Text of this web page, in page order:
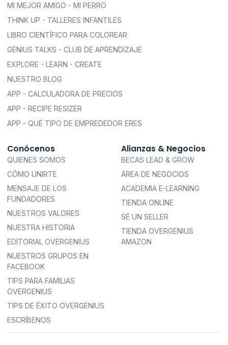
MI MEJOR AMIGO - MI PERRO
THINK UP - TALLERES INFANTILES
LIBRO CIENTÍFICO PARA COLOREAR
GENIUS TALKS - CLUB DE APRENDIZAJE
EXPLORE - LEARN - CREATE
NUESTRO BLOG
APP - CALCULADORA DE PRECIOS
APP - RECIPE RESIZER
APP - QUÉ TIPO DE EMPREDEDOR ERES
Conócenos
QUIENES SOMOS
CÓMO UNIRTE
MENSAJE DE LOS
FUNDADORES
NUESTROS VALORES
NUESTRA HISTORIA
EDITORIAL OVERGENIUS
NUESTROS GRUPOS EN
FACEBOOK
TIPS PARA FAMILIAS
OVERGENIUS
TIPS DE ÉXITO OVERGENIUS
ESCRÍBENOS
Alianzas & Negocios
BECAS LEAD & GROW
ÁREA DE NEGOCIOS
ACADEMIA E-LEARNING
TIENDA ONLINE
SÉ UN SELLER
TIENDA OVERGENIUS
AMAZON